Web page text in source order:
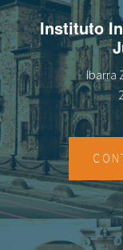
FAQ
Oñati
Calendario
Galería de fotos
es
eu
Instituto
Ibarra